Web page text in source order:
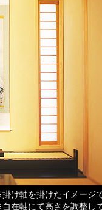
け軸を掛けたイメージで
在軸にて高さを調整し